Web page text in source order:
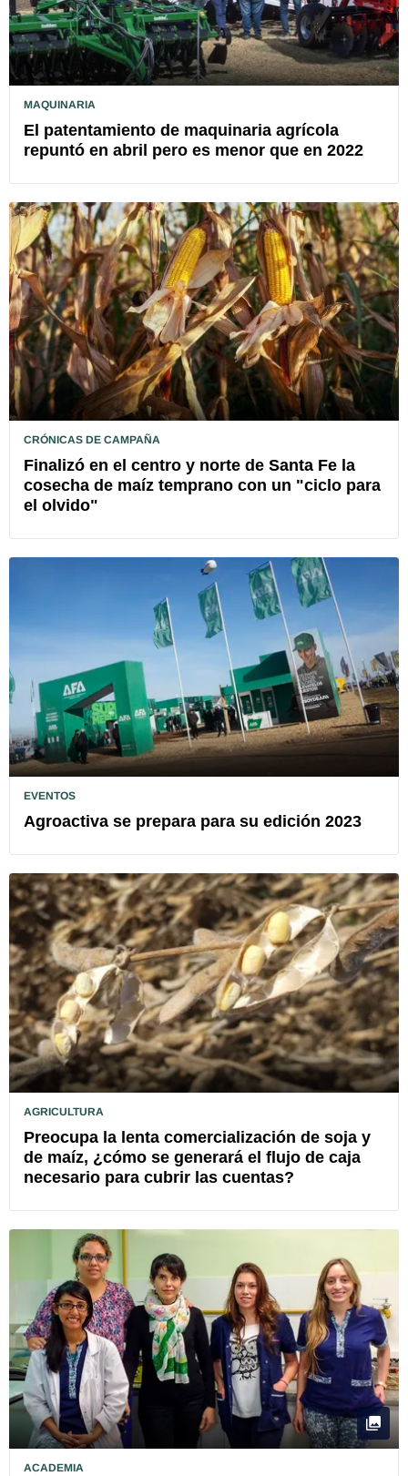
MAQUINARIA
El patentamiento de maquinaria agrícola
repuntó en abril pero es menor que en 2022
CRÓNICAS DE CAMPAÑA
Finalizó en el centro y norte de Santa Fe la
cosecha de maíz temprano con un "ciclo para
el olvido"
EVENTOS
Agroactiva se prepara para su edición 2023
AGRICULTURA
Preocupa la lenta comercialización de soja y
de maíz, ¿cómo se generará el flujo de caja
necesario para cubrir las cuentas?
ACADEMIA